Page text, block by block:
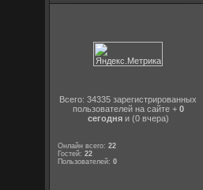
Всего: 34335 зарегистрированных
пользователей на сайте + 0
сегодняи (0 вчера)
Онлайн всего:22
Гостей:22
Пользователей:0